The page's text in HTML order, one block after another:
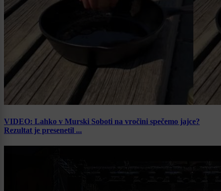
VIDEO: Lahko v Murski Soboti na vročini spečemo jajce?
Rezultat je presenetil ...